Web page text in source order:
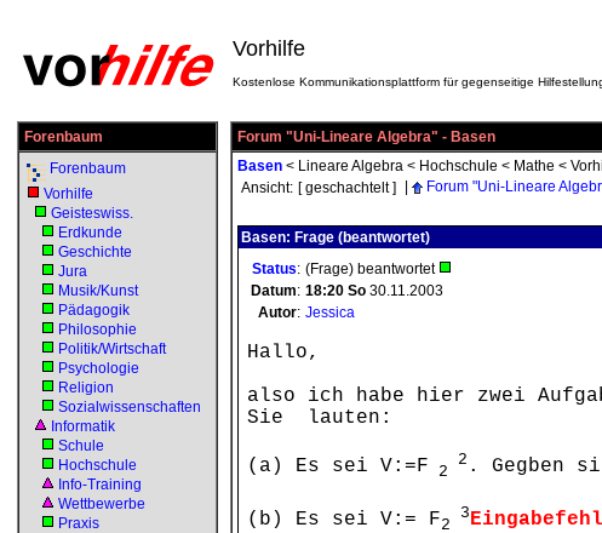
Vorhilfe
Kostenlose Kommunikationsplattform für gegenseitige
Forenbaum
Forenbaum
Vorhilfe
Geisteswiss.
Erdkunde
Geschichte
Jura
Musik/Kunst
Pädagogik
Philosophie
Politik/Wirtschaft
Psychologie
Religion
Sozialwissenschaften
Informatik
Schule
Hochschule
Info-Training
Wettbewerbe
Praxis
Forum "Uni-Lineare Algebra" - Basen
Basen < Lineare Algebra < Hochschule < Mathe <
Ansicht: [ geschachtelt ] Forum "Uni-Lineare
Basen: Frage (beantwortet)
Status: (Frage) beantwortet
Datum: 18:20 So 30.11.2003
Autor: Jessica
Hallo,
also ich habe hier zwei
Sie lauten:
(a) Es sei V:=F 2
2 . Gegben
(b) Es sei V:= F2
3